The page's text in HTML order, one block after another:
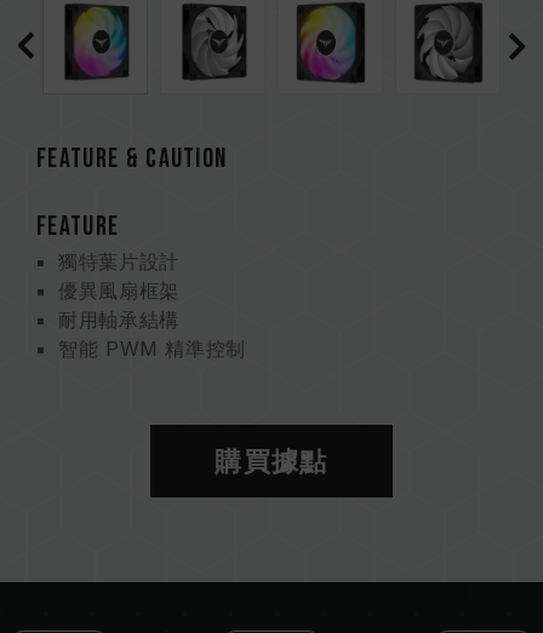
FEATURE & CAUTION
FEATURE
獨特葉片設計
優異風扇框架
耐用軸承結構
智能 PWM 精準控制
購買據點